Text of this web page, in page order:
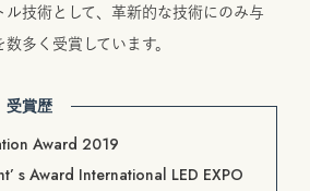
技術として、革新的な技術にのみ与
多く受賞しています。
受賞歴
Award 2019
s Award International LED EXPO